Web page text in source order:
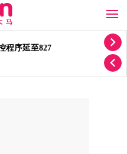
后休假 赛弗丁暂代署理主席